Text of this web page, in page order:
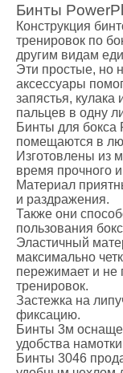
Бинты
Конструкция
тренировок по
другим видам
Эти простые, но
аксессуары
запястья,
пальцев в одну
Бинты для бокса
помещаются в
Изготовлены из
время прочного
Материал
и раздражения.
Также они
пользования
Эластичный
максимально
пережимает и не
тренировок.
Застежка на
фиксацию.
Бинты 3м
удобства
Бинты 3046